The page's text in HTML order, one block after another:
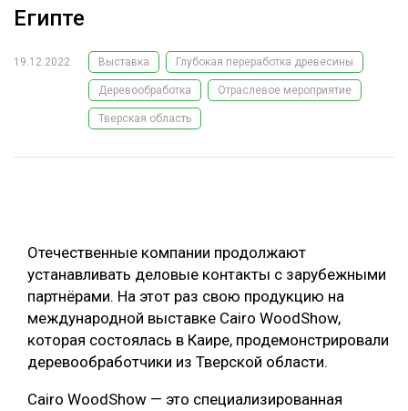
ЛЕСНОЕ ХОЗЯЙСТВО
ЛЕСОЗАГОТОВКА
ОБРАБОТКА ДРЕВЕСИНЫ
ПРОИЗВОДСТВО ДРЕВЕСНЫХ ПЛИТ
ПОДБОРКИ СТАТЕЙ
ЭКСПЕРТНОЕ МНЕНИЕ
Египте
19.12.2022 Выставка Глубокая переработка древесины
Деревообработка Отраслевое мероприятие
Тверская область
Отечественные компании продолжают
устанавливать деловые контакты с зарубежными
партнёрами. На этот раз свою продукцию на
международной выставке Cairo WoodShow,
которая состоялась в Каире, продемонстрировали
деревообработчики из Тверской области.
Cairo WoodShow — это специализированная